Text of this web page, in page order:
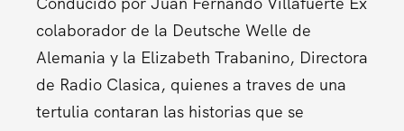
colaborador de la Deutsche Welle de
Alemania y la Elizabeth Trabanino, Directora
de Radio Clasica, quienes a traves de una
tertulia contaran las historias que se